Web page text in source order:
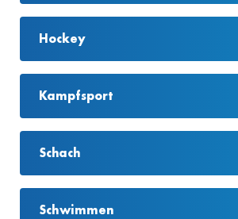
Hockey
Kampfsport
Schach
Schwimmen